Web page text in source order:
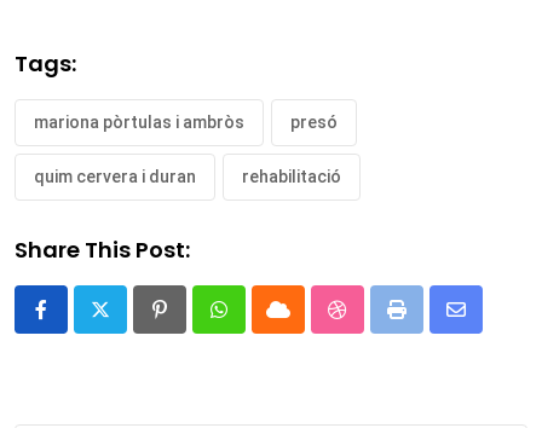
Tags:
mariona pòrtulas i ambròs presó
quim cervera i duran rehabilitació
Share This Post:
PinterestWhatsapp
Cloud StumbleUpon
Print
Share